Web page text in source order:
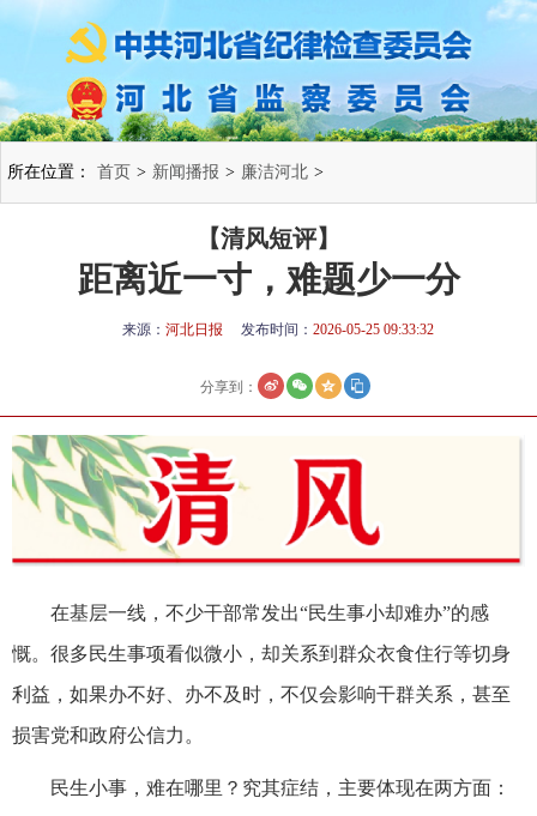
所在位置： 首页 > 新闻播报 > 廉洁河北 >
【清风短评】
距离近一寸，难题少一分
来源： 河北日报 发布时间： 2026-05-25 09:33:32
分享到：
在基层一线，不少干部常发出“民生事小却难办”的感
慨。很多民生事项看似微小，却关系到群众衣食住行等切身
利益，如果办不好、办不及时，不仅会影响干群关系，甚至
损害党和政府公信力。
民生小事，难在哪里？究其症结，主要体现在两方面：